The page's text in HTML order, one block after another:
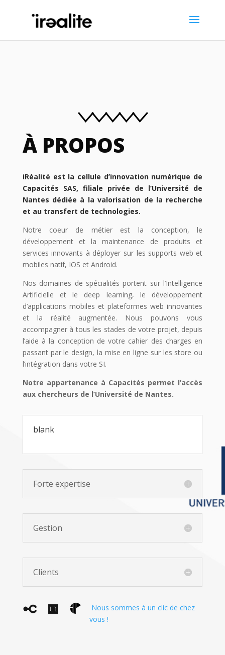
À PROPOS
iRéalité est la cellule d’innovation numérique de
Capacités SAS, filiale privée de l’Université de
Nantes dédiée à la valorisation de la recherche
et au transfert de technologies.
Notre coeur de métier est la conception, le
développement et la maintenance de produits et
services innovants à déployer sur les supports web et
mobiles natif, IOS et Android.
Nos domaines de spécialités portent sur l’Intelligence
Artificielle et le deep learning, le développement
d’applications mobiles et plateformes web innovantes
et la réalité augmentée. Nous pouvons vous
accompagner à tous les stades de votre projet, depuis
l’aide à la conception de votre cahier des charges en
passant par le design, la mise en ligne sur les store ou
l’intégration dans votre SI.
Notre appartenance à Capacités permet l’accès
aux chercheurs de l’Université de Nantes.
blank
Forte expertise
Gestion
Clients
Nous sommes à un clic de chez
vous !